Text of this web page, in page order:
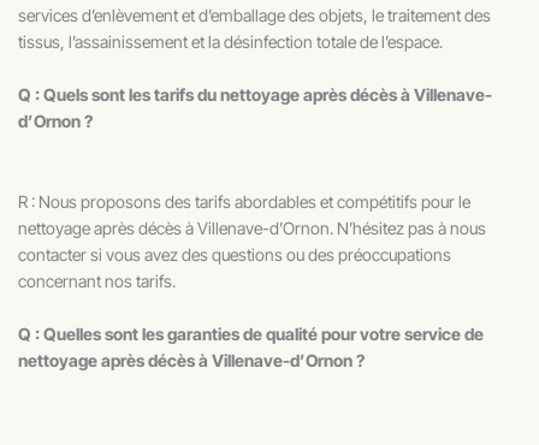
services d’enlèvement et d’emballage des objets, le traitement des
tissus, l’assainissement et la désinfection totale de l’espace.
Q : Quels sont les tarifs du nettoyage après décès à Villenave-
d’Ornon ?
R : Nous proposons des tarifs abordables et compétitifs pour le
nettoyage après décès à Villenave-d’Ornon. N’hésitez pas à nous
contacter si vous avez des questions ou des préoccupations
concernant nos tarifs.
Q : Quelles sont les garanties de qualité pour votre service de
nettoyage après décès à Villenave-d’Ornon ?